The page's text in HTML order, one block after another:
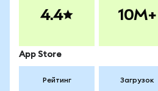
4.4 10M+
App Store
Рейтинг Загрузок